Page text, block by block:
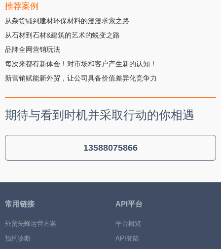
推荐案例
从杂货铺到建材环保材料的漫漫求索之路
从石材到石材&建筑的艺术的蜕变之路
品牌全网营销玩法
每次来都有新体会！对市场和客户产生新的认知！
新营销赋能新外贸，让公司具备价值差异化竞争力
期待与看到时机并采取行动的你相遇
13588075866
常用链接
外贸先蜂运营方案
预约诊断
API平台
平台概览
API登陆